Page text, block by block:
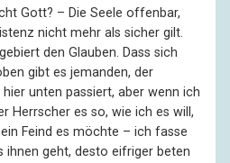
Gott? – Die Seele offenbar,
nicht mehr als sicher gilt.
den Glauben. Dass sich
gibt es jemanden, der
unten passiert, aber wenn ich
Herrscher es so, wie ich es will,
Feind es möchte – ich fasse
ihnen geht, desto eifriger beten